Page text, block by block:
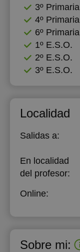
3º Primaria
4º Primaria
6º Primaria
1º E.S.O.
2º E.S.O.
3º E.S.O.
Localidad
Salidas a:
En localidad
del profesor:
Online:
Sobre mi: